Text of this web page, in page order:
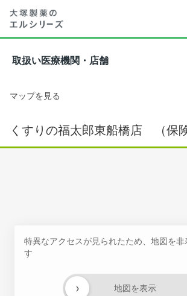
取扱い医療機関・店舗
マップを見る
くすりの福太郎東船橋店 （保
特異なアクセスが見られたため、地図を非
す
地図を表示
›